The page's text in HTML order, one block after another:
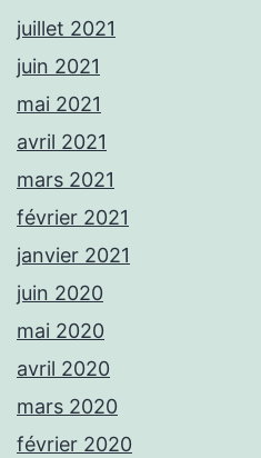
juillet 2021
juin 2021
mai 2021
avril 2021
mars 2021
février 2021
janvier 2021
juin 2020
mai 2020
avril 2020
mars 2020
février 2020